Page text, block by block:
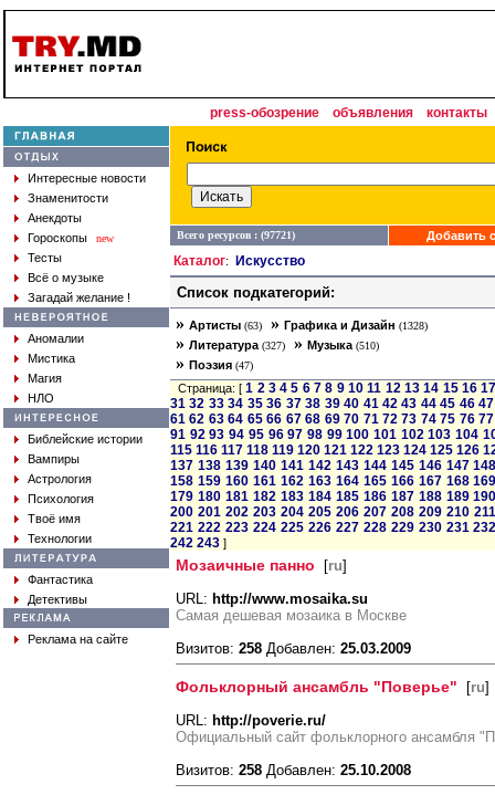
press-обозрение объявления контакты
Интересные новости
Знаменитости
Анекдоты
Гороскопы
new
Тесты
Всё о музыке
Загадай желание !
Аномалии
Мистика
Магия
НЛО
Библейские истории
Вампиры
Астрология
Психология
Твоё имя
Технологии
Фантастика
Детективы
Реклама на сайте
Всего ресурсов : (97721) Добавить
Каталог: Искусство
Список подкатегорий:
» Артисты (63) » Графика и Дизайн (1328)
» Литература (327) » Музыка (510)
» Поэзия (47)
Страница: [1 2 3 4 5 6 7 8 9 10 11 12 13 14 15 16
31 32 33 34 35 36 37 38 39 40 41 42 43 44 45 46 47
61 62 63 64 65 66 67 68 69 70 71 72 73 74 75 76 77
91 92 93 94 95 96 97 98 99 100 101 102 103 104
115 116 117 118 119 120 121 122 123 124 125 126
137 138 139 140 141 142 143 144 145 146 147
158 159 160 161 162 163 164 165 166 167 168
179 180 181 182 183 184 185 186 187 188 189
200 201 202 203 204 205 206 207 208 209 210 211
221 222 223 224 225 226 227 228 229 230 231
242 243 ]
Мозаичные панно [ru]
URL: http://www.mosaika.su
Самая дешевая мозаика в Москве
Визитов: 258 Добавлен: 25.03.2009
Фольклорный ансамбль "Поверье" [ru]
URL: http://poverie.ru/
Официальный сайт фольклорного ансамбля
Визитов: 258 Добавлен: 25.10.2008